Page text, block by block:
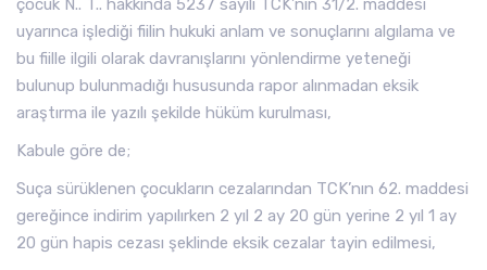
çocuk N.. T.. hakkında 5237 sayılı TCK’nın 31/2. maddesi
uyarınca işlediği fiilin hukuki anlam ve sonuçlarını algılama ve
bu fiille ilgili olarak davranışlarını yönlendirme yeteneği
bulunup bulunmadığı hususunda rapor alınmadan eksik
araştırma ile yazılı şekilde hüküm kurulması,
Kabule göre de;
Suça sürüklenen çocukların cezalarından TCK’nın 62. maddesi
gereğince indirim yapılırken 2 yıl 2 ay 20 gün yerine 2 yıl 1 ay
20 gün hapis cezası şeklinde eksik cezalar tayin edilmesi,